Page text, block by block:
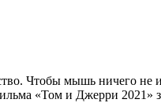
Чтобы мышь ничего не
«Том и Джерри 2021»